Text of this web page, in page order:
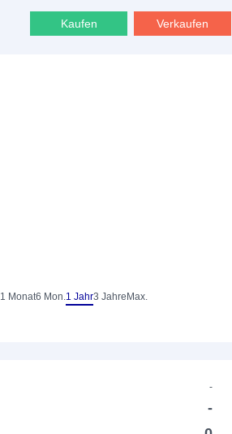
Kaufen Verkaufen
1 Monat6 Mon.1 Jahr3 Jahre Max.
-
-